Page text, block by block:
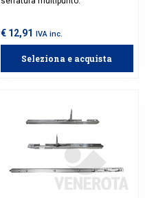
€ 12,91 IVA inc.
Seleziona e acquista